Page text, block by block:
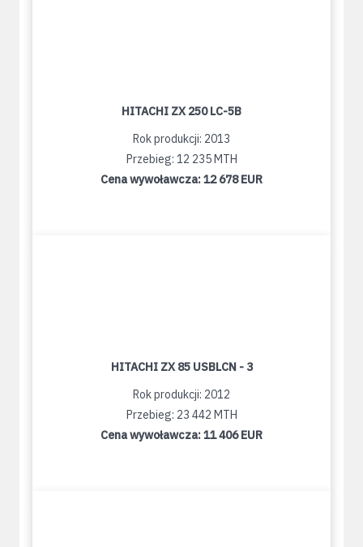
HITACHI ZX 250 LC-5B
Rok produkcji: 2013
Przebieg: 12 235 MTH
Cena wywoławcza:12 678 EUR
HITACHI ZX 85 USBLCN - 3
Rok produkcji: 2012
Przebieg: 23 442 MTH
Cena wywoławcza:11 406 EUR